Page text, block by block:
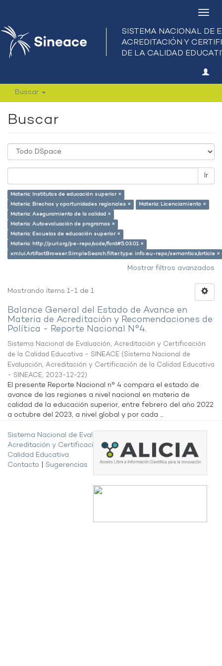
Buscar
Buscar
Ir
Materia: Institutos de educación superior ×
Materia: Brechas y oportunidades regionales ×
Materia: Licenciamiento ×
Materia: Aseguramiento de la calidad ×
Materia: Autoevaluación de programas ×
Materia: Escuelas de educación superior ×
Materia: http://purl.org/pe-repo/ocde/ford#5.03.01 ×
xmlui.ArtifactBrowser.SimpleSearch.filter.type: info:eu-repo/semantics/article ×
Mostrar filtros avanzados
Mostrando ítems 1-1 de 1
Balance General del Estado de Avance en
Materia de Acreditación y Recomendaciones de
Política - Reporte Nacional N°4.
Sistema Nacional de Evaluación, Acreditación y Certificación
de la Calidad Educativa - SINEACE (Sistema Nacional de
Evaluación, Acreditación y Certificación de la Calidad Educativa
- SINEACE, 2023-12-22)
El presente Reporte Nacional n° 4 compara el estado de
avance de las regiones a nivel nacional en materia de
calidad de la educación superior, entre febrero del año 2022
a octubre del 2023, a nivel global y por cada ...
Sistema Nacional de Evaluación,
Acreditación y Certificación de la
Calidad Educativa
Contacto
Sugerencias